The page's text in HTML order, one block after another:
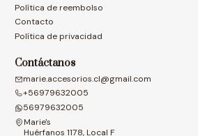
Política de reembolso
Contacto
Política de privacidad
Contáctanos
marie.accesorios.cl@gmail.com
+56979632005
56979632005
Marie's
Huérfanos 1178, Local F